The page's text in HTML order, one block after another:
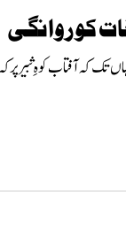
کو روانگی
تک کہ آفتاب کوہِ ثبیر